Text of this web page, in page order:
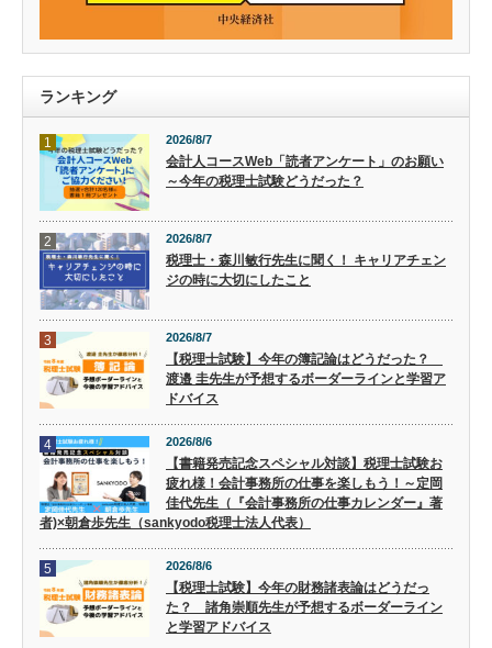
ランキング
1 2026/8/7
会計人コースWeb「読者アンケート」のお願い
～今年の税理士試験どうだった？
2 2026/8/7
税理士・森川敏行先生に聞く！ キャリアチェン
ジの時に大切にしたこと
3 2026/8/7
【税理士試験】今年の簿記論はどうだった？
渡邉 圭先生が予想するボーダーラインと学習ア
ドバイス
4 2026/8/6
【書籍発売記念スペシャル対談】税理士試験お
疲れ様！会計事務所の仕事を楽しもう！～定岡
佳代先生（『会計事務所の仕事カレンダー』著
者)×朝倉歩先生（sankyodo税理士法人代表）
5 2026/8/6
【税理士試験】今年の財務諸表論はどうだっ
た？ 諸角崇順先生が予想するボーダーライン
と学習アドバイス